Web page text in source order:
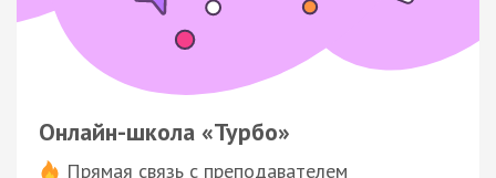
Онлайн-школа «Турбо»
Прямая связь с преподавателем